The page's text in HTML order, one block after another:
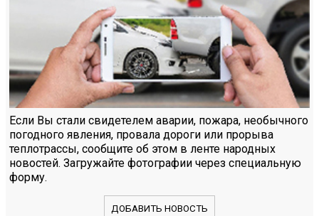
Если Вы стали свидетелем аварии, пожара, необычного
погодного явления, провала дороги или прорыва
теплотрассы, сообщите об этом в ленте народных
новостей. Загружайте фотографии через специальную
форму.
ДОБАВИТЬ НОВОСТЬ